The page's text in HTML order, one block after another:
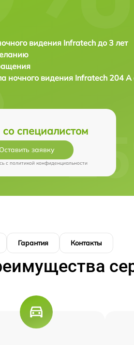
видения Infratech до 3 лет
ночного видения Infratech 204 А
специалистом
Оставить заявку
c политикой конфиденциальности
Гарантия Контакты